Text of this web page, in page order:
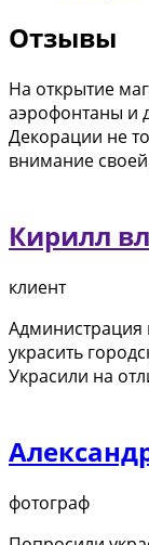
Отзывы
На открытие
аэрофонтаны и
Декорации не
внимание
Кирилл
клиент
Администрация
украсить
Украсили на
фотограф